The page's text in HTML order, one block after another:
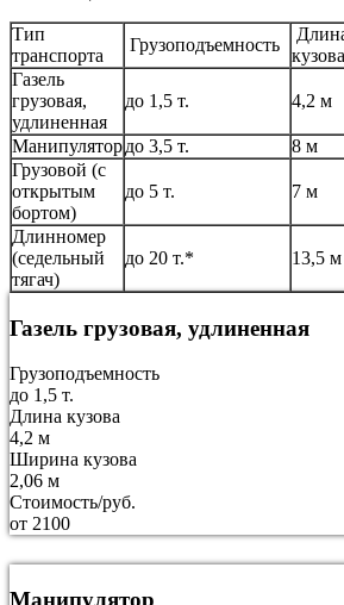
Тип
транспорта
Грузоподъемность
кузова
Газель
грузовая,
удлиненная
до 1,5 т. 4,2 м
Манипулятордо 3,5 т. 8 м
Грузовой (с
открытым
бортом)
до 5 т. 7 м
Длинномер
(седельный
тягач)
до 20 т.* 13,5 м
Газель грузовая, удлиненная
Грузоподъемность
до 1,5 т.
Длина кузова
4,2 м
Ширина кузова
2,06 м
Стоимость/руб.
от 2100
Манипулятор